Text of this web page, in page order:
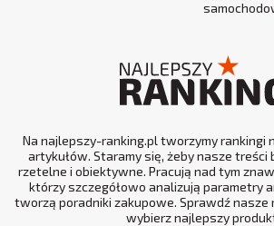
Na najlepszy-ranking.pl tworzymy rankingi
artykułów. Staramy się, żeby nasze treści
rzetelne i obiektywne. Pracują nad tym
którzy szczegółowo analizują parametry
tworzą poradniki zakupowe. Sprawdź nasze
wybierz najlepszy